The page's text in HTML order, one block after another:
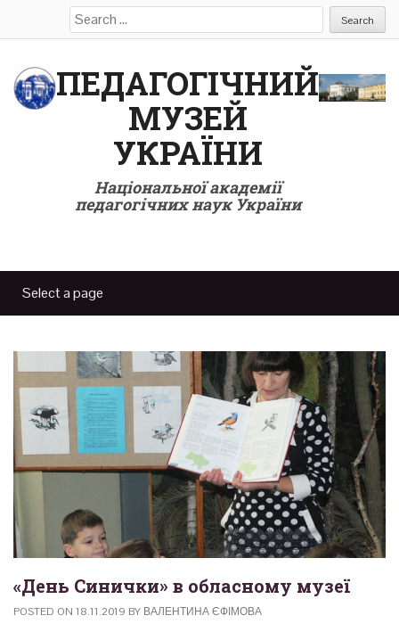
Search
for:
ПЕДАГОГІЧНИЙ
МУЗЕЙ
УКРАЇНИ
Національної академії
педагогічних наук України
«День Синички» в обласному музеї
POSTED ON 18.11.2019 BY ВАЛЕНТИНА ЄФІМОВА